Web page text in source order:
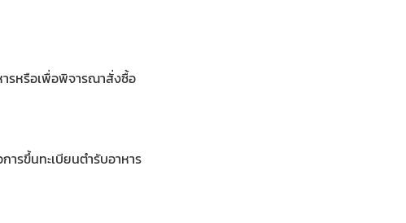
รหรือเพื่อพิจารณาสั่งซื้อ
รขึ้นทะเบียนตำรับอาหาร